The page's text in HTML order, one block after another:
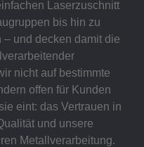
Laserzuschnitt
bis hin zu
und decken damit die
nicht auf bestimmte
offen für Kunden
eint: das Vertrauen in
und unsere
Metallverarbeitung.